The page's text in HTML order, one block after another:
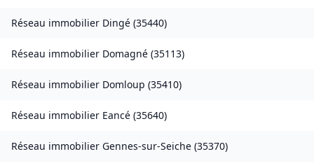
Réseau immobilier Dingé (35440)
Réseau immobilier Domagné (35113)
Réseau immobilier Domloup (35410)
Réseau immobilier Eancé (35640)
Réseau immobilier Gennes-sur-Seiche (35370)